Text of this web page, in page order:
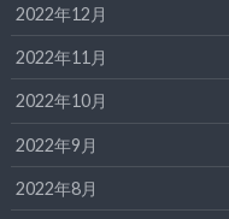
2022年12月
2022年11月
2022年10月
2022年9月
2022年8月